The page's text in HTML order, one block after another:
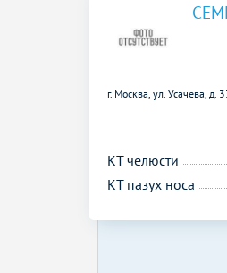
г. Москва, ул. Усачева, д.
КТ челюсти
КТ пазух носа